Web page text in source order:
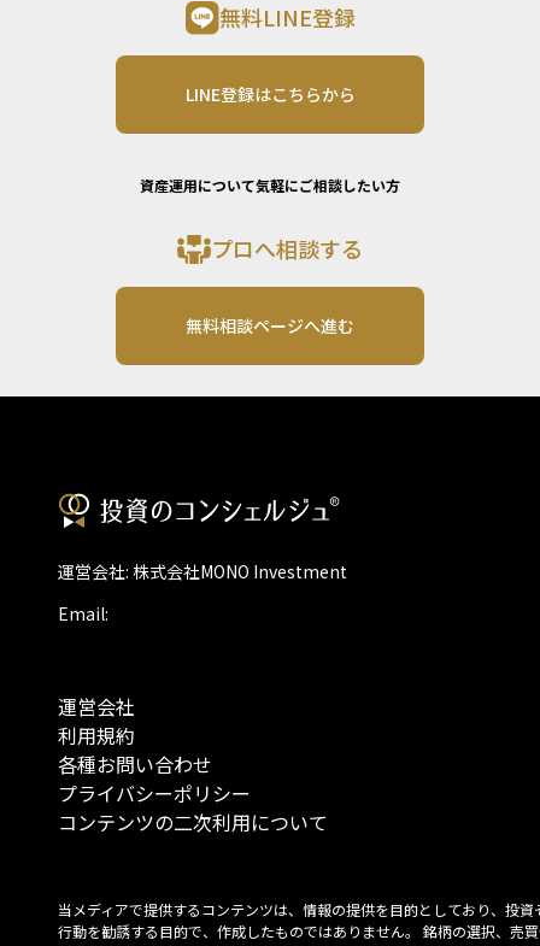
無料LINE登録
LINE登録はこちらから
資産運用について気軽にご相談したい方
プロへ相談する
無料相談ページへ進む
運営会社: 株式会社MONO Investment
Email:
運営会社
利用規約
各種お問い合わせ
プライバシーポリシー
コンテンツの二次利用について
当メディアで提供するコンテンツは、情報の提供を目的としており、投資
行動を勧誘する目的で、作成したものではありません。 銘柄の選択、売